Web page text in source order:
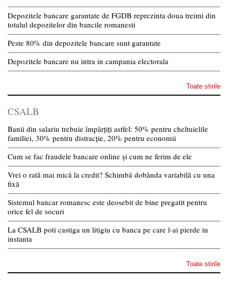
Depozitele bancare garantate de FGDB reprezinta doua treimi din
totalul depozitelor din bancile romanesti
Peste 80% din depozitele bancare sunt garantate
Depozitele bancare nu intra in campania electorala
Toate stirile
CSALB
Banii din salariu trebuie împărțiți astfel: 50% pentru cheltuielile
familiei, 30% pentru distracție, 20% pentru economii
Cum se fac fraudele bancare online și cum ne ferim de ele
Vrei o rată mai mică la credit? Schimbă dobânda variabilă cu una
fixă
Sistemul bancar romanesc este deosebit de bine pregatit pentru
orice fel de socuri
La CSALB poti castiga un litigiu cu banca pe care l-ai pierde in
instanta
Toate stirile